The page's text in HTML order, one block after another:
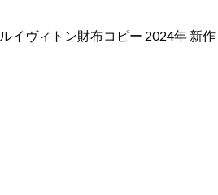
イヴィトン財布コピー 2024年 新